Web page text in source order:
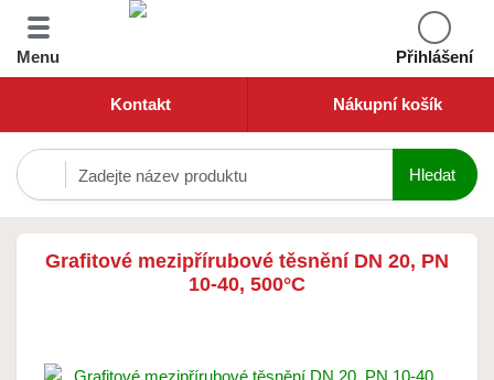
Menu Přihlášení
Kontakt Nákupní košík
Grafitové mezipřírubové těsnění DN 20, PN
10-40, 500°C